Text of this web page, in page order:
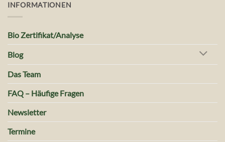
INFORMATIONEN
Bio Zertifikat/Analyse
Blog
Das Team
FAQ – Häufige Fragen
Newsletter
Termine